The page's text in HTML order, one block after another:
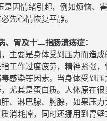
是因情绪引起，例如烦恼、
先心情恢复平静。
、胃及十二指肠溃疡症：
主要是身体受到压力而造成
工作过度疲劳，精神紧张，
感染等因素。当身体受到压
尤其是蛋白质。人体原在很
、淋巴腺、胸腺，如果压力
消耗掉，同时还挪用到胃壁